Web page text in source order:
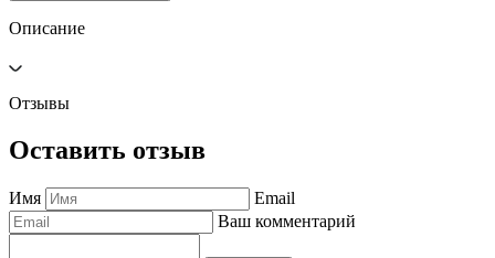
Описание
Отзывы
Оставить отзыв
Имя
Email
Ваш комментарий